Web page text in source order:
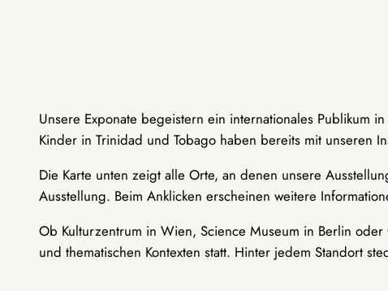
Unsere Exponate begeistern ein internationales Publikum
Kinder in Trinidad und Tobago haben bereits mit unseren
Die Karte unten zeigt alle Orte, an denen unsere
Ausstellung. Beim Anklicken erscheinen weitere
Ob Kulturzentrum in Wien, Science Museum in Berlin
und thematischen Kontexten statt. Hinter jedem Standort